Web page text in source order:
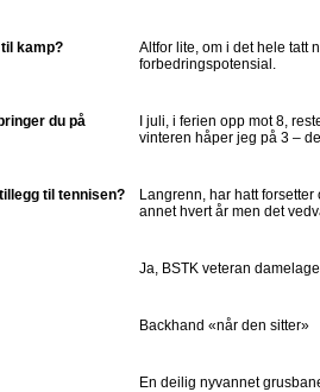
kamp?
Altfor lite, om i det hele tatt
forbedringspotensial.
du på
I juli, i ferien opp mot 8,
vinteren håper jeg på 3 –
til tennisen?
Langrenn, har hatt
annet hvert år men det
Ja, BSTK veteran
Backhand «når den sitter»
En deilig nyvannet